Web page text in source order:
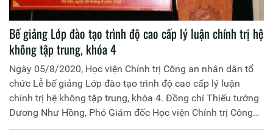
Bế giảng Lớp đào tạo trình độ cao cấp lý luận chính trị hệ
không tập trung, khóa 4
Ngày 05/8/2020, Học viện Chính trị Công an nhân dân tổ
chức Lễ bế giảng Lớp đào tạo trình độ cao cấp lý luận
chính trị hệ không tập trung, khóa 4. Đồng chí Thiếu tướng
Dương Như Hồng, Phó Giám đốc Học viện Chính trị Công
an nhân dân chủ trì buổi Lễ.